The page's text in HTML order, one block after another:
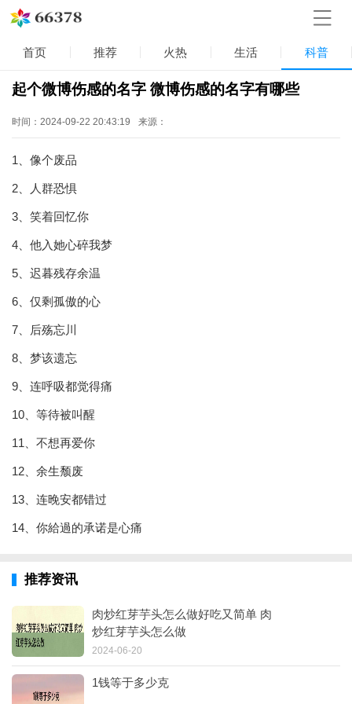
首页 推荐 火热 生活 科普
起个微博伤感的名字 微博伤感的名字有哪些
时间：2024-09-22 20:43:19 来源：
1、像个废品
2、人群恐惧
3、笑着回忆你
4、他入她心碎我梦
5、迟暮残存余温
6、仅剩孤傲的心
7、后殇忘川
8、梦该遗忘
9、连呼吸都觉得痛
10、等待被叫醒
11、不想再爱你
12、余生颓废
13、连晚安都错过
14、你給過的承诺是心痛
推荐资讯
肉炒红芽芋头怎么做好吃又简单 肉
炒红芽芋头怎么做
2024-06-20
1钱等于多少克